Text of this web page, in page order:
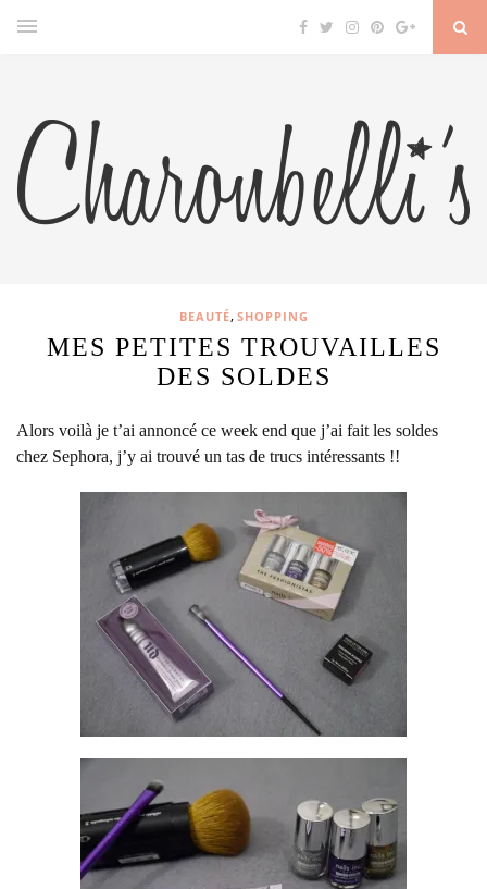
BEAUTÉ, SHOPPING
MES PETITES TROUVAILLES
DES SOLDES
Alors voilà je t’ai annoncé ce week end que j’ai fait les soldes
chez Sephora, j’y ai trouvé un tas de trucs intéressants !!